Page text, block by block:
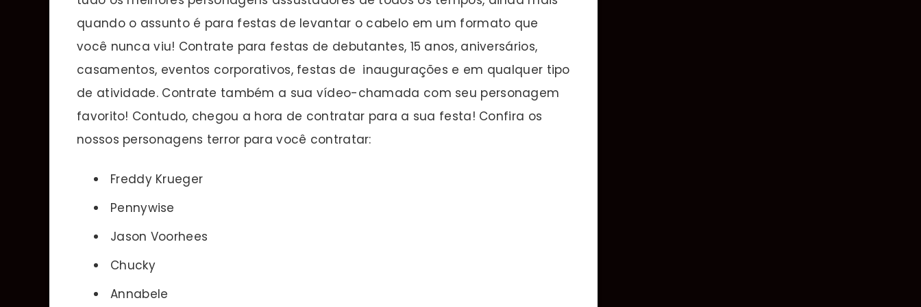
quando o assunto é para festas de levantar o cabelo em um formato que
você nunca viu! Contrate para festas de debutantes, 15 anos, aniversários,
casamentos, eventos corporativos, festas de inaugurações e em qualquer tipo
de atividade. Contrate também a sua vídeo-chamada com seu personagem
favorito! Contudo, chegou a hora de contratar para a sua festa! Confira os
nossos personagens terror para você contratar:
Freddy Krueger
Pennywise
Jason Voorhees
Chucky
Annabele